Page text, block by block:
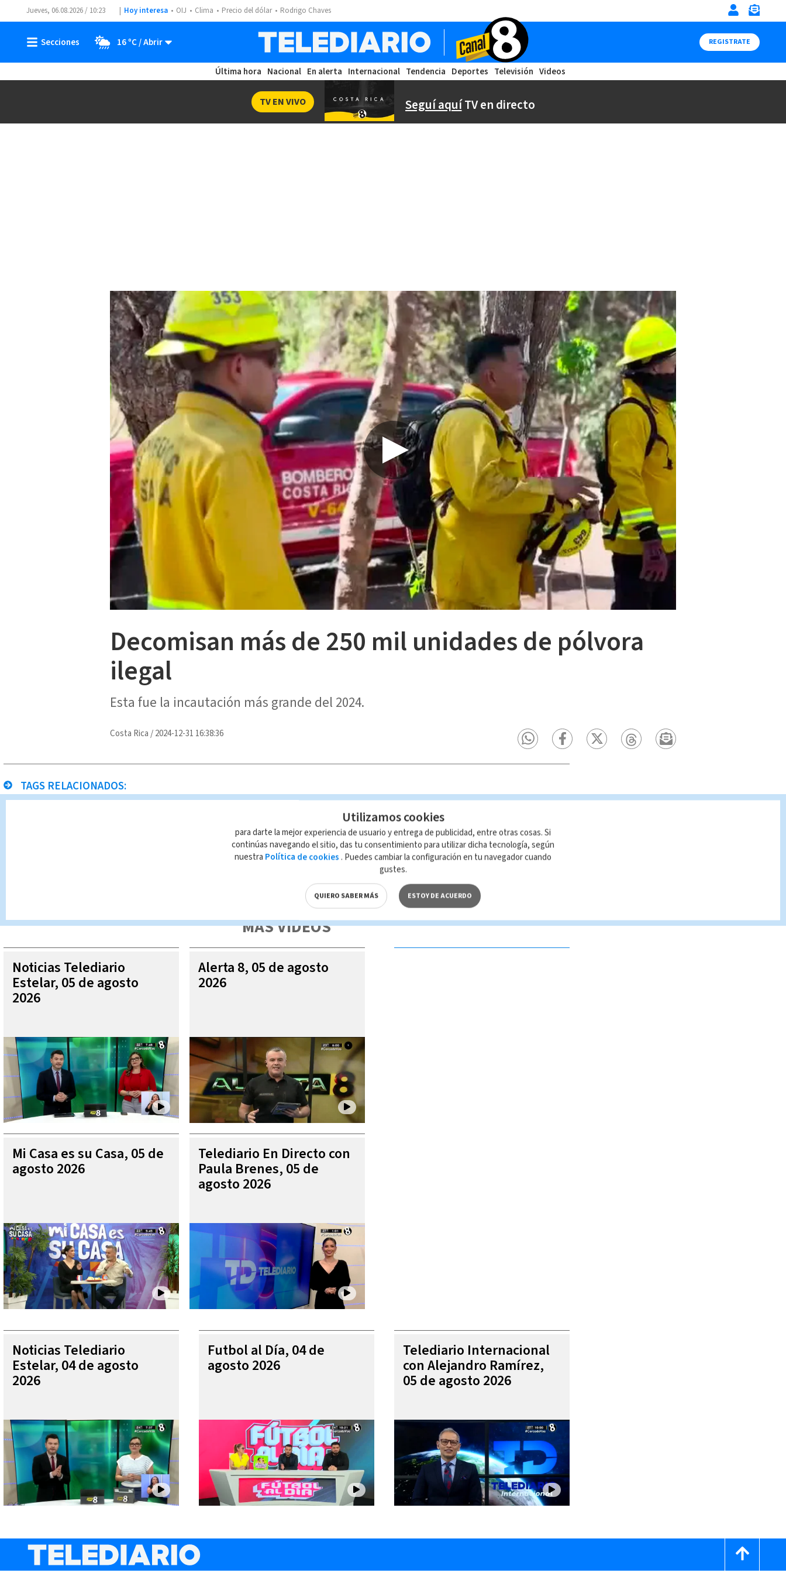
Jueves, 06.08.2026 / 10:23 Hoy interesa OIJ Clima Precio del dólar Rodrigo Chaves
16 ºC REGISTRATE
Última hora Nacional En alerta Internacional Tendencia Deportes Televisión Videos
Seguí aquíTV en directo
TV EN VIVO
Decomisan más de 250 mil unidades de pólvora
ilegal
Esta fue la incautación más grande del 2024.
Costa Rica /2024-12-31 16:38:36
TAGS RELACIONADOS:
Queda prohibida la reproducción total o parcial del contenido de esta página, mismo que es propiedad de TELEDIARIO; su reproducción no
autorizada constituye una infracción y un delito de conformidad con las leyes aplicables.
MÁS VIDEOS
Noticias Telediario
Estelar, 05 de agosto
2026
Alerta 8, 05 de agosto
2026
Mi Casa es su Casa, 05 de
agosto 2026
Telediario En Directo con
Paula Brenes, 05 de
agosto 2026
Noticias Telediario
Estelar, 04 de agosto
2026
Futbol al Día, 04 de
agosto 2026
Telediario Internacional
con Alejandro Ramírez,
05 de agosto 2026
Utilizamos cookies
para darte la mejor experiencia de usuario y entrega de publicidad, entre otras cosas. Si
continúas navegando el sitio, das tu consentimiento para utilizar dicha tecnología, según
nuestra Política de cookies . Puedes cambiar la configuración en tu navegador cuando
gustes.
QUIERO SABER MÁS ESTOY DE ACUERDO